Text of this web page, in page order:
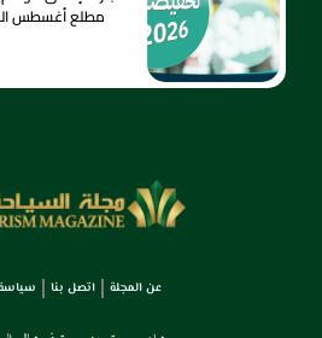
مطلع أغسطس
عن المجلة اتصل بنا